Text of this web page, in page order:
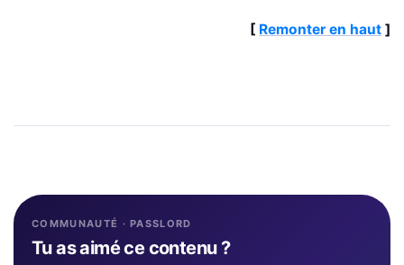
[ Remonter en haut ]
COMMUNAUTÉ · PASSLORD
Tu as aimé ce contenu ?